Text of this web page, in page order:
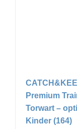
Premium
Torwart –
Kinder (164)